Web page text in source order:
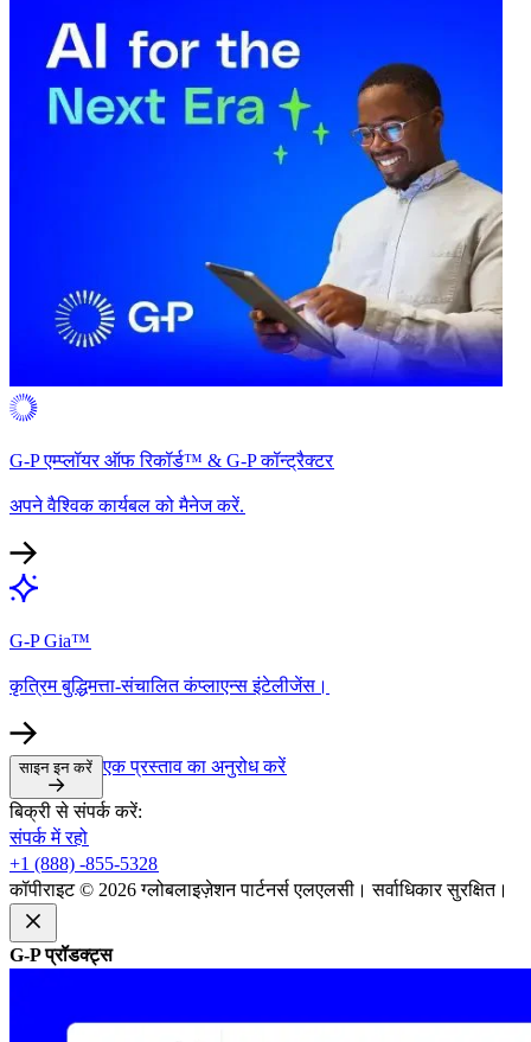
G-P एम्प्लॉयर ऑफ रिकॉर्ड™ & G-P कॉन्ट्रैक्टर​​
अपने वैश्विक कार्यबल को मैनेज करें.​​
G-P Gia™​​
कृत्रिम बुद्धिमत्ता-संचालित कंप्लाएन्स इंटेलीजेंस।​​
साइन इन करें​​ एक प्रस्ताव का अनुरोध करें​​
बिक्री से संपर्क करें:​​
संपर्क में रहो​​
+1 (888) -855-5328​​
कॉपीराइट © 2026 ग्लोबलाइज़ेशन पार्टनर्स एलएलसी। सर्वाधिकार सुरक्षित।​​
G-P प्रॉडक्ट्स​​